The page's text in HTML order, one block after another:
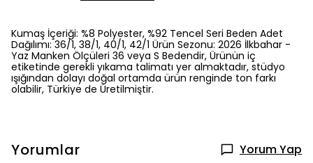
Kumaş İçeriği: %8 Polyester, %92 Tencel Seri Beden Adet
Dağılımı: 36/1, 38/1, 40/1, 42/1 Ürün Sezonu: 2026 İlkbahar -
Yaz Manken Ölçüleri 36 veya S Bedendir, Ürünün iç
etiketinde gerekli yıkama talimatı yer almaktadır, stüdyo
ışığından dolayı doğal ortamda ürün renginde ton farkı
olabilir, Türkiye de Üretilmiştir.
Yorumlar Yorum Yap